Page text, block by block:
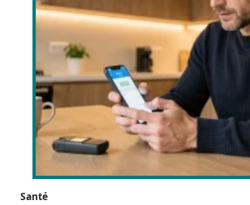
Santé